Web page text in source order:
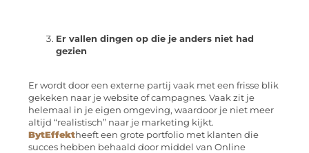
Er vallen dingen op die je anders niet had
gezien
Er wordt door een externe partij vaak met een frisse blik
gekeken naar je website of campagnes. Vaak zit je
helemaal in je eigen omgeving, waardoor je niet meer
altijd “realistisch” naar je marketing kijkt.
BytEffektheeft een grote portfolio met klanten die
succes hebben behaald door middel van Online